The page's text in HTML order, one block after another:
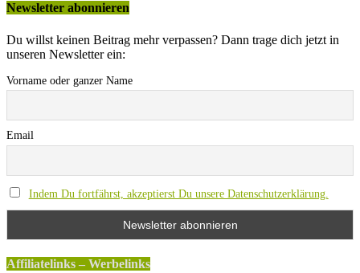
Newsletter abonnieren
Du willst keinen Beitrag mehr verpassen? Dann trage dich jetzt in
unseren Newsletter ein:
Vorname oder ganzer Name
Email
Indem Du fortfährst, akzeptierst Du unsere Datenschutzerklärung.
Affiliatelinks – Werbelinks